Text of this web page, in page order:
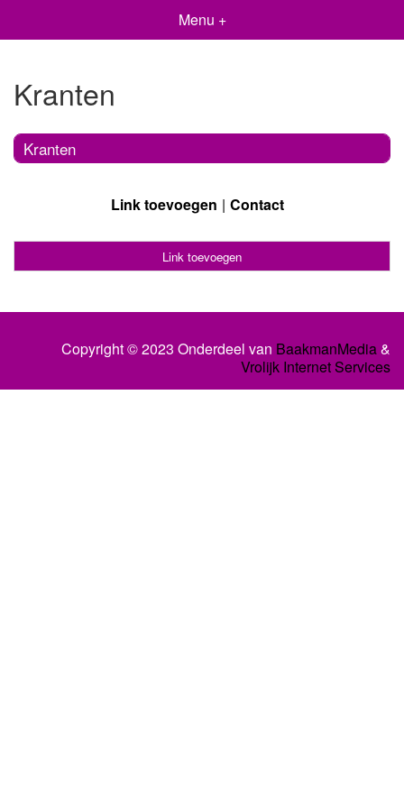
Menu +
Kranten
Kranten
Link toevoegen Contact
Link toevoegen
Copyright © 2023 Onderdeel van BaakmanMedia&
Vrolijk Internet Services